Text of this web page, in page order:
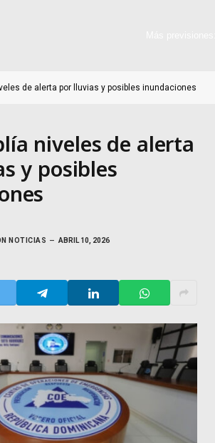
de alerta por lluvias y posibles inundaciones
niveles de alerta
y posibles
NOTICIAS ABRIL 10, 2026